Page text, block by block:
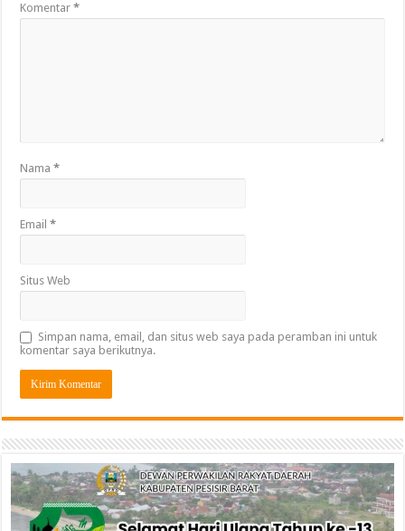
Komentar*
Nama*
Email*
Situs Web
Simpan nama, email, dan situs web saya pada peramban ini untuk
komentar saya berikutnya.